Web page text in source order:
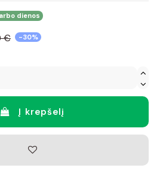
dienos
€ -30%
Į krepšelį